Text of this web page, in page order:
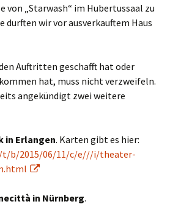
von „Starwash“ im Hubertussaal zu
durften wir vor ausverkauftem Haus
Auftritten geschafft hat oder
hat, muss nicht verzweifeln.
angekündigt zwei weitere
in Erlangen. Karten gibt es hier:
t/b/2015/06/11/c/e///i/theater-
in Nürnberg.